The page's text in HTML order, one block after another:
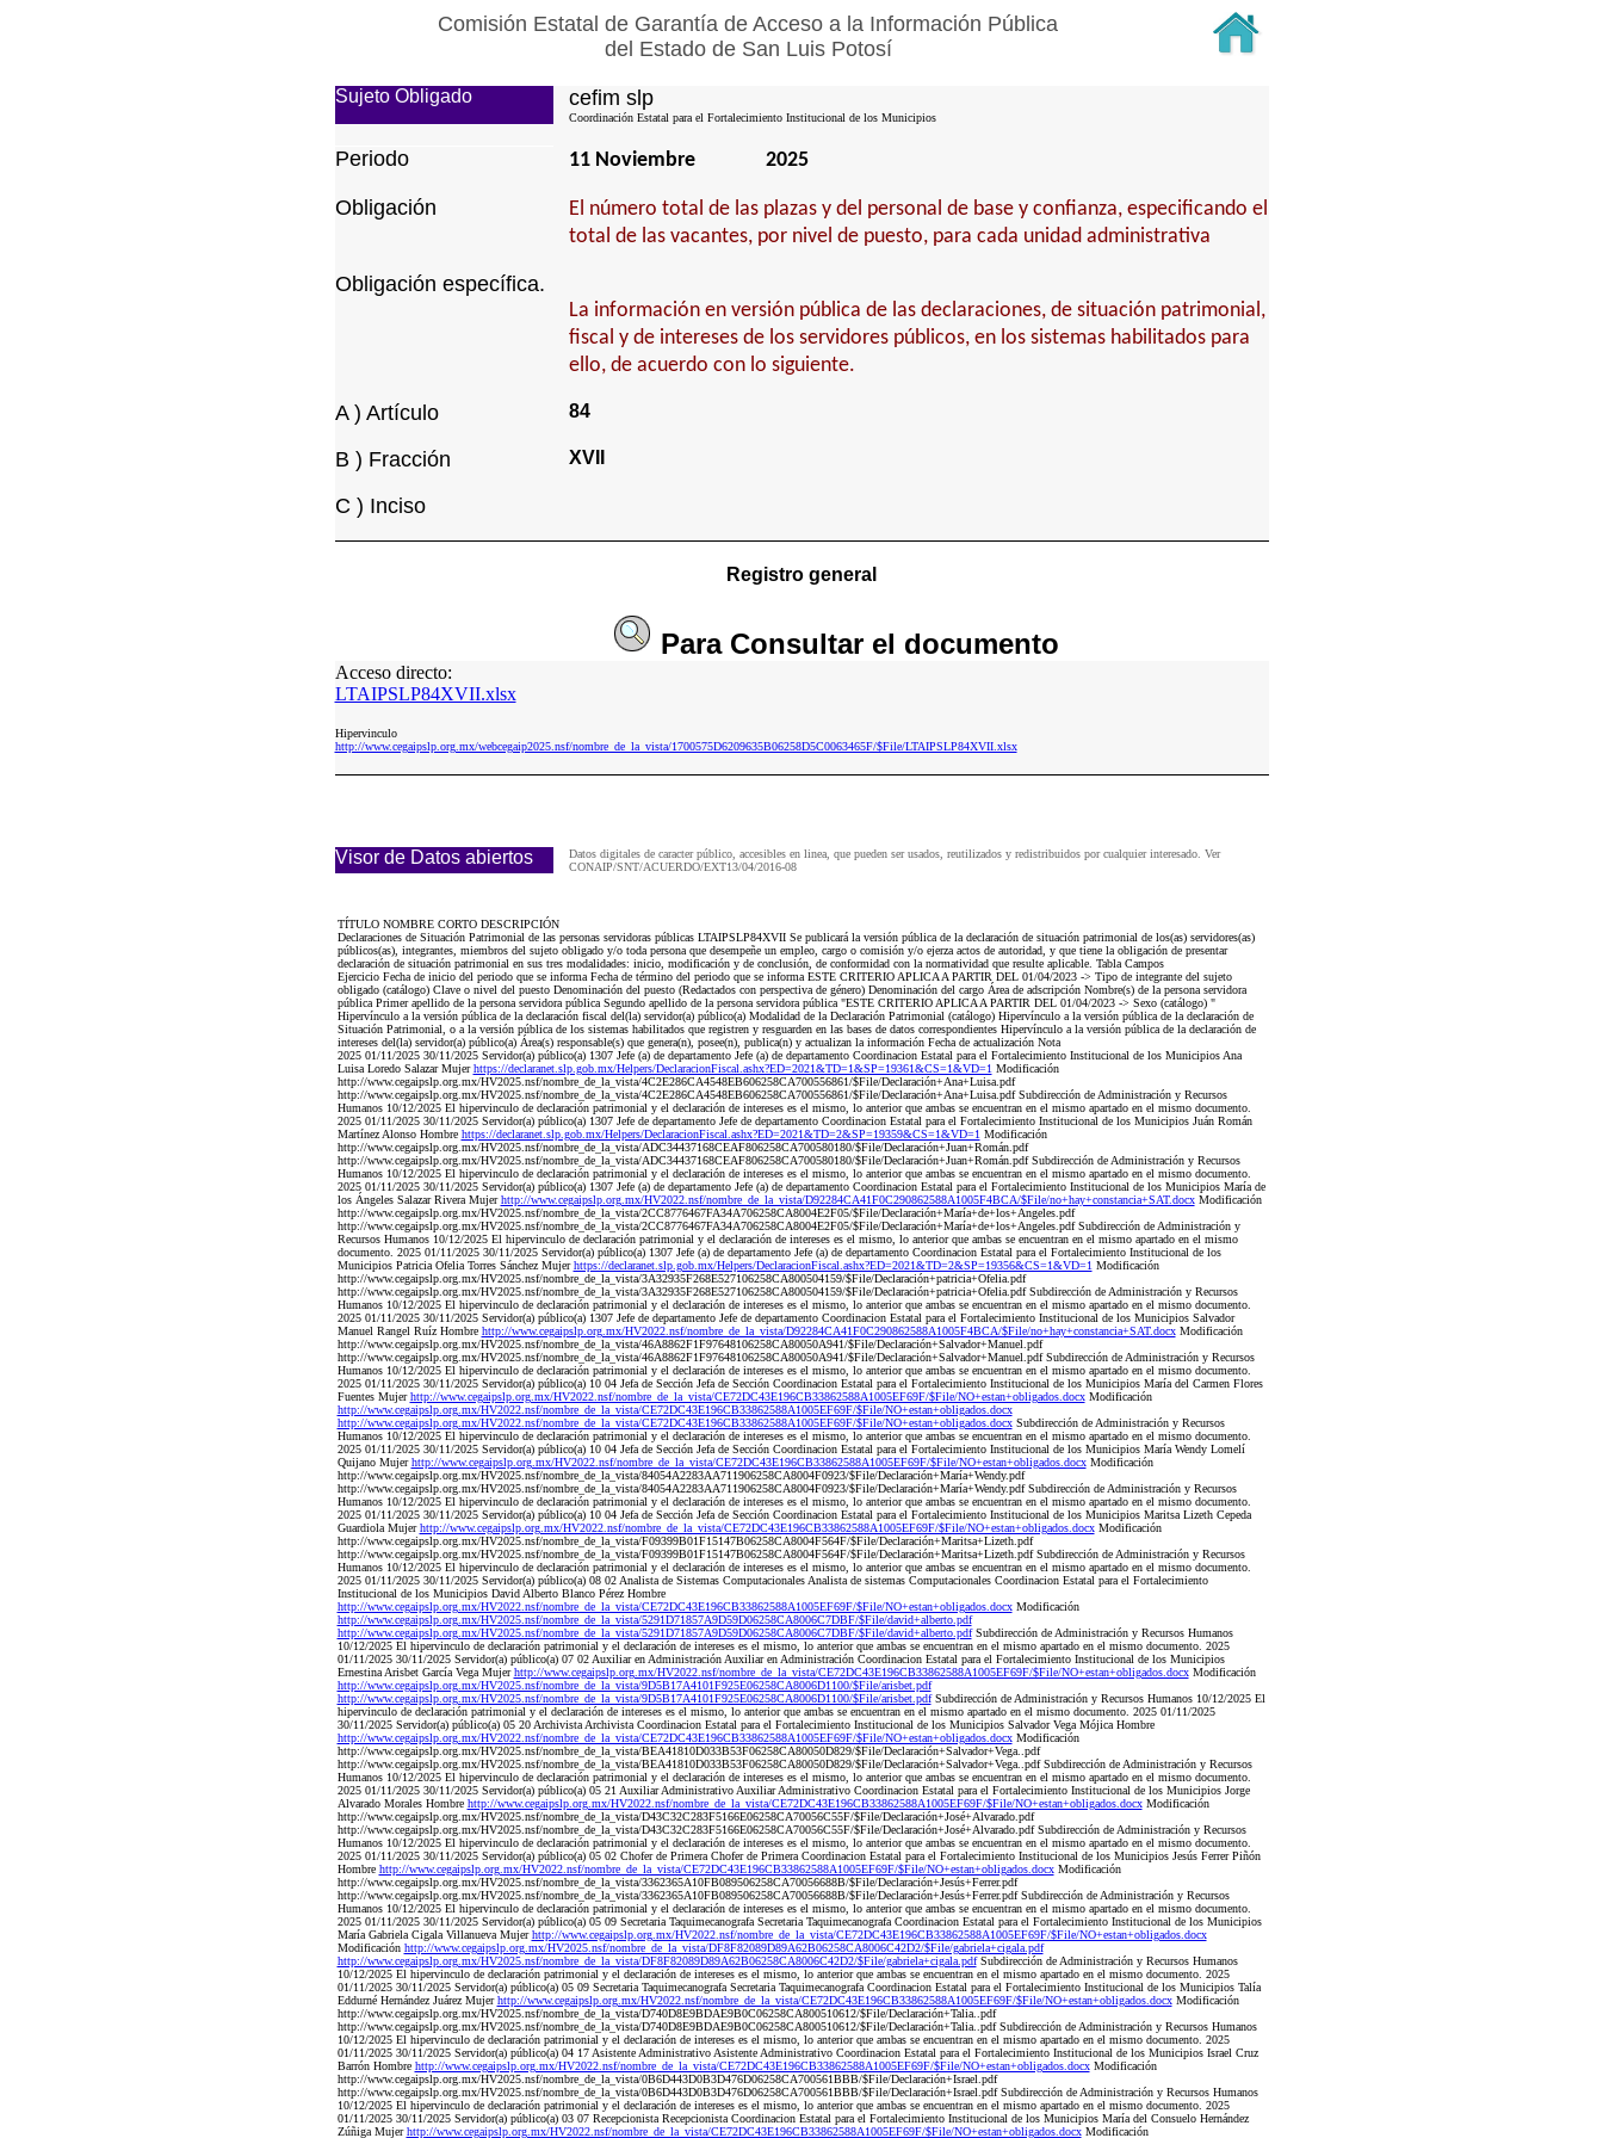
Comisión Estatal de Garantía de Acceso a la Información Pública
del Estado de San Luis Potosí
Sujeto Obligado cefim slp
Coordinación Estatal para el Fortalecimiento Institucional de los Municipios
Periodo 11 Noviembre 2025
Obligación
El número total de las plazas y del personal de base y confianza, especificando el
total de las vacantes, por nivel de puesto, para cada unidad administrativa
Obligación específica.
La información en versión pública de las declaraciones, de situación patrimonial,
fiscal y de intereses de los servidores públicos, en los sistemas habilitados para
ello, de acuerdo con lo siguiente.
A ) Artículo 84
B ) Fracción XVII
C ) Inciso
Registro general
Para Consultarel documento
Acceso directo:
LTAIPSLP84XVII.xlsx
Hipervinculo
http://www.cegaipslp.org.mx/webcegaip2025.nsf/nombre_de_la_vista/1700575D6209635B06258D5C0063465F/$File/LTAIPSLP84XVII.xlsx
Visor de Datos abiertos
Datos digitales de caracter público, accesibles en linea, que pueden ser usados, reutilizados y redistribuidos por cualquier interesado. Ver
CONAIP/SNT/ACUERDO/EXT13/04/2016-08
TÍTULO NOMBRE CORTO DESCRIPCIÓN
Declaraciones de Situación Patrimonial de las personas servidoras públicas LTAIPSLP84XVII Se publicará la versión pública de la declaración de situación patrimonial de los(as) servidores(as)
públicos(as), integrantes, miembros del sujeto obligado y/o toda persona que desempeñe un empleo, cargo o comisión y/o ejerza actos de autoridad, y que tiene la obligación de presentar
declaración de situación patrimonial en sus tres modalidades: inicio, modificación y de conclusión, de conformidad con la normatividad que resulte aplicable. Tabla Campos
Ejercicio Fecha de inicio del periodo que se informa Fecha de término del periodo que se informa ESTE CRITERIO APLICA A PARTIR DEL 01/04/2023 -> Tipo de integrante del sujeto
obligado (catálogo) Clave o nivel del puesto Denominación del puesto (Redactados con perspectiva de género) Denominación del cargo Área de adscripción Nombre(s) de la persona servidora
pública Primer apellido de la persona servidora pública Segundo apellido de la persona servidora pública "ESTE CRITERIO APLICA A PARTIR DEL 01/04/2023 -> Sexo (catálogo) "
Hipervínculo a la versión pública de la declaración fiscal del(la) servidor(a) público(a) Modalidad de la Declaración Patrimonial (catálogo) Hipervínculo a la versión pública de la declaración de
Situación Patrimonial, o a la versión pública de los sistemas habilitados que registren y resguarden en las bases de datos correspondientes Hipervínculo a la versión pública de la declaración de
intereses del(la) servidor(a) público(a) Área(s) responsable(s) que genera(n), posee(n), publica(n) y actualizan la información Fecha de actualización Nota
2025 01/11/2025 30/11/2025 Servidor(a) público(a) 1307 Jefe (a) de departamento Jefe (a) de departamento Coordinacion Estatal para el Fortalecimiento Institucional de los Municipios Ana
Luisa Loredo Salazar Mujerhttps://declaranet.slp.gob.mx/Helpers/DeclaracionFiscal.ashx?ED=2021&TD=1&SP=19361&CS=1&VD=1 Modificación
http://www.cegaipslp.org.mx/HV2025.nsf/nombre_de_la_vista/4C2E286CA4548EB606258CA700556861/$File/Declaración+Ana+Luisa.pdf
http://www.cegaipslp.org.mx/HV2025.nsf/nombre_de_la_vista/4C2E286CA4548EB606258CA700556861/$File/Declaración+Ana+Luisa.pdf Subdirección de Administración y Recursos
Humanos 10/12/2025 El hipervinculo de declaración patrimonial y el declaración de intereses es el mismo, lo anterior que ambas se encuentran en el mismo apartado en el mismo documento.
2025 01/11/2025 30/11/2025 Servidor(a) público(a) 1307 Jefe de departamento Jefe de departamento Coordinacion Estatal para el Fortalecimiento Institucional de los Municipios Juán Román
Martínez Alonso Hombre https://declaranet.slp.gob.mx/Helpers/DeclaracionFiscal.ashx?ED=2021&TD=2&SP=19359&CS=1&VD=1 Modificación
http://www.cegaipslp.org.mx/HV2025.nsf/nombre_de_la_vista/ADC34437168CEAF806258CA700580180/$File/Declaración+Juan+Román.pdf
http://www.cegaipslp.org.mx/HV2025.nsf/nombre_de_la_vista/ADC34437168CEAF806258CA700580180/$File/Declaración+Juan+Román.pdf Subdirección de Administración y Recursos
Humanos 10/12/2025 El hipervinculo de declaración patrimonial y el declaración de intereses es el mismo, lo anterior que ambas se encuentran en el mismo apartado en el mismo documento.
2025 01/11/2025 30/11/2025 Servidor(a) público(a) 1307 Jefe (a) de departamento Jefe (a) de departamento Coordinacion Estatal para el Fortalecimiento Institucional de los Municipios María de
los Ángeles Salazar Rivera Mujerhttp://www.cegaipslp.org.mx/HV2022.nsf/nombre_de_la_vista/D92284CA41F0C290862588A1005F4BCA/$File/no+hay+constancia+SAT.docxModificación
http://www.cegaipslp.org.mx/HV2025.nsf/nombre_de_la_vista/2CC8776467FA34A706258CA8004E2F05/$File/Declaración+María+de+los+Angeles.pdf
http://www.cegaipslp.org.mx/HV2025.nsf/nombre_de_la_vista/2CC8776467FA34A706258CA8004E2F05/$File/Declaración+María+de+los+Angeles.pdf Subdirección de Administración y
Recursos Humanos 10/12/2025 El hipervinculo de declaración patrimonial y el declaración de intereses es el mismo, lo anterior que ambas se encuentran en el mismo apartado en el mismo
documento. 2025 01/11/2025 30/11/2025 Servidor(a) público(a) 1307 Jefe (a) de departamento Jefe (a) de departamento Coordinacion Estatal para el Fortalecimiento Institucional de los
Municipios Patricia Ofelia Torres Sánchez Mujerhttps://declaranet.slp.gob.mx/Helpers/DeclaracionFiscal.ashx?ED=2021&TD=2&SP=19356&CS=1&VD=1 Modificación
http://www.cegaipslp.org.mx/HV2025.nsf/nombre_de_la_vista/3A32935F268E527106258CA800504159/$File/Declaración+patricia+Ofelia.pdf
http://www.cegaipslp.org.mx/HV2025.nsf/nombre_de_la_vista/3A32935F268E527106258CA800504159/$File/Declaración+patricia+Ofelia.pdf Subdirección de Administración y Recursos
Humanos 10/12/2025 El hipervinculo de declaración patrimonial y el declaración de intereses es el mismo, lo anterior que ambas se encuentran en el mismo apartado en el mismo documento.
2025 01/11/2025 30/11/2025 Servidor(a) público(a) 1307 Jefe de departamento Jefe de departamento Coordinacion Estatal para el Fortalecimiento Institucional de los Municipios Salvador
Manuel Rangel Ruíz Hombre http://www.cegaipslp.org.mx/HV2022.nsf/nombre_de_la_vista/D92284CA41F0C290862588A1005F4BCA/$File/no+hay+constancia+SAT.docxModificación
http://www.cegaipslp.org.mx/HV2025.nsf/nombre_de_la_vista/46A8862F1F97648106258CA80050A941/$File/Declaración+Salvador+Manuel.pdf
http://www.cegaipslp.org.mx/HV2025.nsf/nombre_de_la_vista/46A8862F1F97648106258CA80050A941/$File/Declaración+Salvador+Manuel.pdf Subdirección de Administración y Recursos
Humanos 10/12/2025 El hipervinculo de declaración patrimonial y el declaración de intereses es el mismo, lo anterior que ambas se encuentran en el mismo apartado en el mismo documento.
2025 01/11/2025 30/11/2025 Servidor(a) público(a) 10 04 Jefa de Sección Jefa de Sección Coordinacion Estatal para el Fortalecimiento Institucional de los Municipios María del Carmen Flores
Fuentes Mujerhttp://www.cegaipslp.org.mx/HV2022.nsf/nombre_de_la_vista/CE72DC43E196CB33862588A1005EF69F/$File/NO+estan+obligados.docxModificación
http://www.cegaipslp.org.mx/HV2022.nsf/nombre_de_la_vista/CE72DC43E196CB33862588A1005EF69F/$File/NO+estan+obligados.docx
http://www.cegaipslp.org.mx/HV2022.nsf/nombre_de_la_vista/CE72DC43E196CB33862588A1005EF69F/$File/NO+estan+obligados.docxSubdirección de Administración y Recursos
Humanos 10/12/2025 El hipervinculo de declaración patrimonial y el declaración de intereses es el mismo, lo anterior que ambas se encuentran en el mismo apartado en el mismo documento.
2025 01/11/2025 30/11/2025 Servidor(a) público(a) 10 04 Jefa de Sección Jefa de Sección Coordinacion Estatal para el Fortalecimiento Institucional de los Municipios María Wendy Lomelí
Quijano Mujerhttp://www.cegaipslp.org.mx/HV2022.nsf/nombre_de_la_vista/CE72DC43E196CB33862588A1005EF69F/$File/NO+estan+obligados.docxModificación
http://www.cegaipslp.org.mx/HV2025.nsf/nombre_de_la_vista/84054A2283AA711906258CA8004F0923/$File/Declaración+María+Wendy.pdf
http://www.cegaipslp.org.mx/HV2025.nsf/nombre_de_la_vista/84054A2283AA711906258CA8004F0923/$File/Declaración+María+Wendy.pdf Subdirección de Administración y Recursos
Humanos 10/12/2025 El hipervinculo de declaración patrimonial y el declaración de intereses es el mismo, lo anterior que ambas se encuentran en el mismo apartado en el mismo documento.
2025 01/11/2025 30/11/2025 Servidor(a) público(a) 10 04 Jefa de Sección Jefa de Sección Coordinacion Estatal para el Fortalecimiento Institucional de los Municipios Maritsa Lizeth Cepeda
Guardiola Mujerhttp://www.cegaipslp.org.mx/HV2022.nsf/nombre_de_la_vista/CE72DC43E196CB33862588A1005EF69F/$File/NO+estan+obligados.docxModificación
http://www.cegaipslp.org.mx/HV2025.nsf/nombre_de_la_vista/F09399B01F15147B06258CA8004F564F/$File/Declaración+Maritsa+Lizeth.pdf
http://www.cegaipslp.org.mx/HV2025.nsf/nombre_de_la_vista/F09399B01F15147B06258CA8004F564F/$File/Declaración+Maritsa+Lizeth.pdf Subdirección de Administración y Recursos
Humanos 10/12/2025 El hipervinculo de declaración patrimonial y el declaración de intereses es el mismo, lo anterior que ambas se encuentran en el mismo apartado en el mismo documento.
2025 01/11/2025 30/11/2025 Servidor(a) público(a) 08 02 Analista de Sistemas Computacionales Analista de sistemas Computacionales Coordinacion Estatal para el Fortalecimiento
Institucional de los Municipios David Alberto Blanco Pérez Hombre
http://www.cegaipslp.org.mx/HV2022.nsf/nombre_de_la_vista/CE72DC43E196CB33862588A1005EF69F/$File/NO+estan+obligados.docxModificación
http://www.cegaipslp.org.mx/HV2025.nsf/nombre_de_la_vista/5291D71857A9D59D06258CA8006C7DBF/$File/david+alberto.pdf
http://www.cegaipslp.org.mx/HV2025.nsf/nombre_de_la_vista/5291D71857A9D59D06258CA8006C7DBF/$File/david+alberto.pdfSubdirección de Administración y Recursos Humanos
10/12/2025 El hipervinculo de declaración patrimonial y el declaración de intereses es el mismo, lo anterior que ambas se encuentran en el mismo apartado en el mismo documento. 2025
01/11/2025 30/11/2025 Servidor(a) público(a) 07 02 Auxiliar en Administración Auxiliar en Administración Coordinacion Estatal para el Fortalecimiento Institucional de los Municipios
Ernestina Arisbet García Vega Mujerhttp://www.cegaipslp.org.mx/HV2022.nsf/nombre_de_la_vista/CE72DC43E196CB33862588A1005EF69F/$File/NO+estan+obligados.docxModificación
http://www.cegaipslp.org.mx/HV2025.nsf/nombre_de_la_vista/9D5B17A4101F925E06258CA8006D1100/$File/arisbet.pdf
http://www.cegaipslp.org.mx/HV2025.nsf/nombre_de_la_vista/9D5B17A4101F925E06258CA8006D1100/$File/arisbet.pdfSubdirección de Administración y Recursos Humanos 10/12/2025 El
hipervinculo de declaración patrimonial y el declaración de intereses es el mismo, lo anterior que ambas se encuentran en el mismo apartado en el mismo documento. 2025 01/11/2025
30/11/2025 Servidor(a) público(a) 05 20 Archivista Archivista Coordinacion Estatal para el Fortalecimiento Institucional de los Municipios Salvador Vega Mójica Hombre
http://www.cegaipslp.org.mx/HV2022.nsf/nombre_de_la_vista/CE72DC43E196CB33862588A1005EF69F/$File/NO+estan+obligados.docxModificación
http://www.cegaipslp.org.mx/HV2025.nsf/nombre_de_la_vista/BEA41810D033B53F06258CA80050D829/$File/Declaración+Salvador+Vega..pdf
http://www.cegaipslp.org.mx/HV2025.nsf/nombre_de_la_vista/BEA41810D033B53F06258CA80050D829/$File/Declaración+Salvador+Vega..pdf Subdirección de Administración y Recursos
Humanos 10/12/2025 El hipervinculo de declaración patrimonial y el declaración de intereses es el mismo, lo anterior que ambas se encuentran en el mismo apartado en el mismo documento.
2025 01/11/2025 30/11/2025 Servidor(a) público(a) 05 21 Auxiliar Administrativo Auxiliar Administrativo Coordinacion Estatal para el Fortalecimiento Institucional de los Municipios Jorge
Alvarado Morales Hombre http://www.cegaipslp.org.mx/HV2022.nsf/nombre_de_la_vista/CE72DC43E196CB33862588A1005EF69F/$File/NO+estan+obligados.docxModificación
http://www.cegaipslp.org.mx/HV2025.nsf/nombre_de_la_vista/D43C32C283F5166E06258CA70056C55F/$File/Declaración+José+Alvarado.pdf
http://www.cegaipslp.org.mx/HV2025.nsf/nombre_de_la_vista/D43C32C283F5166E06258CA70056C55F/$File/Declaración+José+Alvarado.pdf Subdirección de Administración y Recursos
Humanos 10/12/2025 El hipervinculo de declaración patrimonial y el declaración de intereses es el mismo, lo anterior que ambas se encuentran en el mismo apartado en el mismo documento.
2025 01/11/2025 30/11/2025 Servidor(a) público(a) 05 02 Chofer de Primera Chofer de Primera Coordinacion Estatal para el Fortalecimiento Institucional de los Municipios Jesús Ferrer Piñón
Hombre http://www.cegaipslp.org.mx/HV2022.nsf/nombre_de_la_vista/CE72DC43E196CB33862588A1005EF69F/$File/NO+estan+obligados.docxModificación
http://www.cegaipslp.org.mx/HV2025.nsf/nombre_de_la_vista/3362365A10FB089506258CA70056688B/$File/Declaración+Jesús+Ferrer.pdf
http://www.cegaipslp.org.mx/HV2025.nsf/nombre_de_la_vista/3362365A10FB089506258CA70056688B/$File/Declaración+Jesús+Ferrer.pdf Subdirección de Administración y Recursos
Humanos 10/12/2025 El hipervinculo de declaración patrimonial y el declaración de intereses es el mismo, lo anterior que ambas se encuentran en el mismo apartado en el mismo documento.
2025 01/11/2025 30/11/2025 Servidor(a) público(a) 05 09 Secretaria Taquimecanografa Secretaria Taquimecanografa Coordinacion Estatal para el Fortalecimiento Institucional de los Municipios
María Gabriela Cigala Villanueva Mujerhttp://www.cegaipslp.org.mx/HV2022.nsf/nombre_de_la_vista/CE72DC43E196CB33862588A1005EF69F/$File/NO+estan+obligados.docx
Modificación http://www.cegaipslp.org.mx/HV2025.nsf/nombre_de_la_vista/DF8F82089D89A62B06258CA8006C42D2/$File/gabriela+cigala.pdf
http://www.cegaipslp.org.mx/HV2025.nsf/nombre_de_la_vista/DF8F82089D89A62B06258CA8006C42D2/$File/gabriela+cigala.pdfSubdirección de Administración y Recursos Humanos
10/12/2025 El hipervinculo de declaración patrimonial y el declaración de intereses es el mismo, lo anterior que ambas se encuentran en el mismo apartado en el mismo documento. 2025
01/11/2025 30/11/2025 Servidor(a) público(a) 05 09 Secretaria Taquimecanografa Secretaria Taquimecanografa Coordinacion Estatal para el Fortalecimiento Institucional de los Municipios Talía
Eddurné Hernández Juárez Mujerhttp://www.cegaipslp.org.mx/HV2022.nsf/nombre_de_la_vista/CE72DC43E196CB33862588A1005EF69F/$File/NO+estan+obligados.docxModificación
http://www.cegaipslp.org.mx/HV2025.nsf/nombre_de_la_vista/D740D8E9BDAE9B0C06258CA800510612/$File/Declaración+Talia..pdf
http://www.cegaipslp.org.mx/HV2025.nsf/nombre_de_la_vista/D740D8E9BDAE9B0C06258CA800510612/$File/Declaración+Talia..pdf Subdirección de Administración y Recursos Humanos
10/12/2025 El hipervinculo de declaración patrimonial y el declaración de intereses es el mismo, lo anterior que ambas se encuentran en el mismo apartado en el mismo documento. 2025
01/11/2025 30/11/2025 Servidor(a) público(a) 04 17 Asistente Administrativo Asistente Administrativo Coordinacion Estatal para el Fortalecimiento Institucional de los Municipios Israel Cruz
Barrón Hombre http://www.cegaipslp.org.mx/HV2022.nsf/nombre_de_la_vista/CE72DC43E196CB33862588A1005EF69F/$File/NO+estan+obligados.docxModificación
http://www.cegaipslp.org.mx/HV2025.nsf/nombre_de_la_vista/0B6D443D0B3D476D06258CA700561BBB/$File/Declaración+Israel.pdf
http://www.cegaipslp.org.mx/HV2025.nsf/nombre_de_la_vista/0B6D443D0B3D476D06258CA700561BBB/$File/Declaración+Israel.pdf Subdirección de Administración y Recursos Humanos
10/12/2025 El hipervinculo de declaración patrimonial y el declaración de intereses es el mismo, lo anterior que ambas se encuentran en el mismo apartado en el mismo documento. 2025
01/11/2025 30/11/2025 Servidor(a) público(a) 03 07 Recepcionista Recepcionista Coordinacion Estatal para el Fortalecimiento Institucional de los Municipios María del Consuelo Hernández
Zúñiga Mujerhttp://www.cegaipslp.org.mx/HV2022.nsf/nombre_de_la_vista/CE72DC43E196CB33862588A1005EF69F/$File/NO+estan+obligados.docxModificación